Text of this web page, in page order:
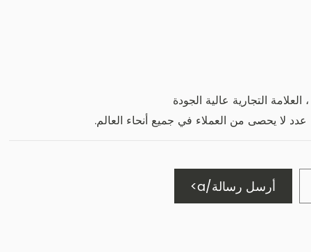
التجارية عالية الجودة
عدد لا يحصى من العملاء في جميع أنحاء العالم.
أرسل رسالة/a>